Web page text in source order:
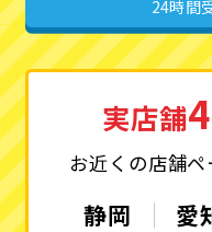
24時間
実店舗
お近くの店舗
静岡 愛